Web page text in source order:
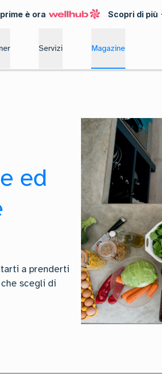
è ora Scopri di più
Servizi Magazine
ed
a prenderti
scegli di